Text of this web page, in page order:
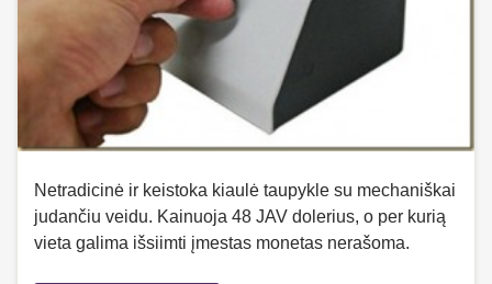
Netradicinė ir keistoka kiaulė taupykle su mechaniškai
judančiu veidu. Kainuoja 48 JAV dolerius, o per kurią
vieta galima išsiimti įmestas monetas nerašoma.